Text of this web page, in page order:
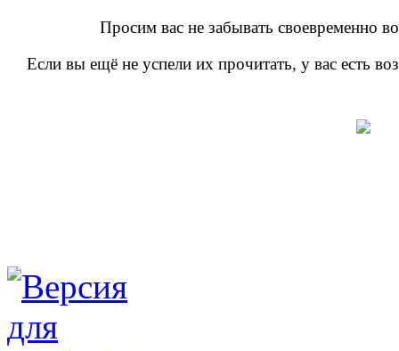
Просим вас не забывать своевременно
Если вы ещё не успели их прочитать, у вас есть